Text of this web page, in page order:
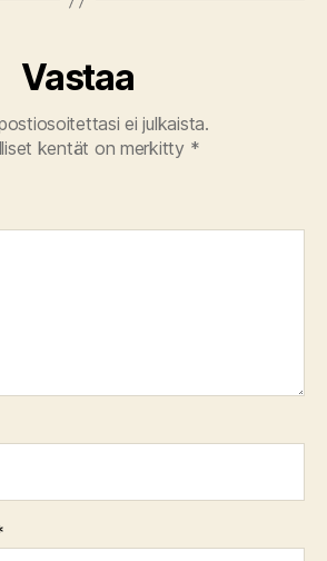
Vastaa
ei julkaista.
kentät on merkitty *